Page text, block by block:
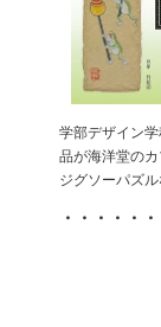
学部デザイン
品が海洋堂の
ジグソーパズ
・・・・・